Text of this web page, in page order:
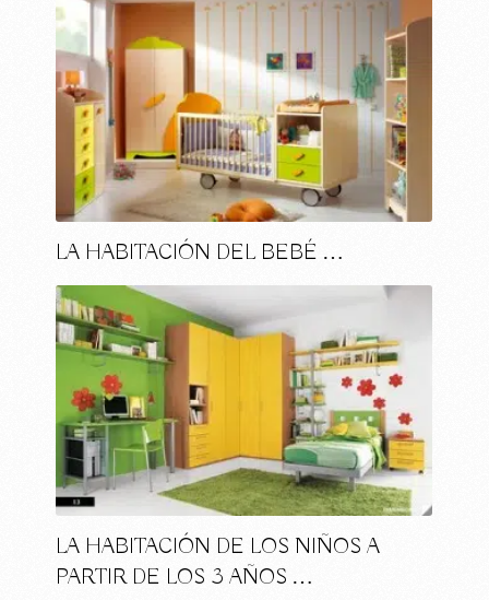
LA HABITACIÓN DEL BEBÉ …
LA HABITACIÓN DE LOS NIÑOS A
PARTIR DE LOS 3 AÑOS …